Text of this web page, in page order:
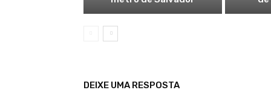
DEIXE UMA RESPOSTA